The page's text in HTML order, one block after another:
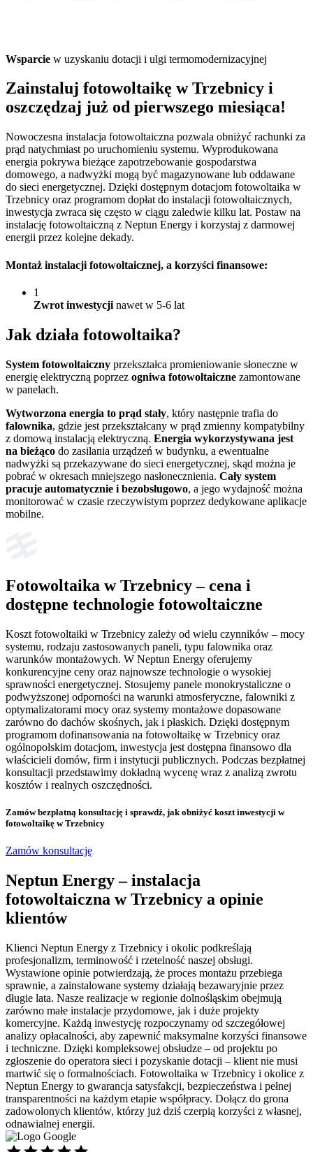
Wsparcie w uzyskaniu dotacji i ulgi termomodernizacyjnej
Zainstaluj fotowoltaikę w Trzebnicy i
oszczędzaj już od pierwszego miesiąca!
Nowoczesna instalacja fotowoltaiczna pozwala obniżyć rachunki za
prąd natychmiast po uruchomieniu systemu. Wyprodukowana
energia pokrywa bieżące zapotrzebowanie gospodarstwa
domowego, a nadwyżki mogą być magazynowane lub oddawane
do sieci energetycznej. Dzięki dostępnym dotacjom fotowoltaika w
Trzebnicy oraz programom dopłat do instalacji fotowoltaicznych,
inwestycja zwraca się często w ciągu zaledwie kilku lat. Postaw na
instalację fotowoltaiczną z Neptun Energy i korzystaj z darmowej
energii przez kolejne dekady.
Montaż instalacji fotowoltaicznej, a korzyści finansowe:
1
Zwrot inwestycji nawet w 5-6 lat
Jak działa fotowoltaika?
System fotowoltaiczny przekształca promieniowanie słoneczne w
energię elektryczną poprzez ogniwa fotowoltaiczne zamontowane
w panelach.
Wytworzona energia to prąd stały, który następnie trafia do
falownika, gdzie jest przekształcany w prąd zmienny kompatybilny
z domową instalacją elektryczną. Energia wykorzystywana jest
na bieżąco do zasilania urządzeń w budynku, a ewentualne
nadwyżki są przekazywane do sieci energetycznej, skąd można je
pobrać w okresach mniejszego nasłonecznienia. Cały system
pracuje automatycznie i bezobsługowo, a jego wydajność można
monitorować w czasie rzeczywistym poprzez dedykowane aplikacje
mobilne.
Fotowoltaika w Trzebnicy – cena i
dostępne technologie fotowoltaiczne
Koszt fotowoltaiki w Trzebnicy zależy od wielu czynników – mocy
systemu, rodzaju zastosowanych paneli, typu falownika oraz
warunków montażowych. W Neptun Energy oferujemy
konkurencyjne ceny oraz najnowsze technologie o wysokiej
sprawności energetycznej. Stosujemy panele monokrystaliczne o
podwyższonej odporności na warunki atmosferyczne, falowniki z
optymalizatorami mocy oraz systemy montażowe dopasowane
zarówno do dachów skośnych, jak i płaskich. Dzięki dostępnym
programom dofinansowania na fotowoltaikę w Trzebnicy oraz
ogólnopolskim dotacjom, inwestycja jest dostępna finansowo dla
właścicieli domów, firm i instytucji publicznych. Podczas bezpłatnej
konsultacji przedstawimy dokładną wycenę wraz z analizą zwrotu
kosztów i realnych oszczędności.
Zamów bezpłatną konsultację i sprawdź, jak obniżyć koszt inwestycji w
fotowoltaikę w Trzebnicy
Zamów konsultację
Neptun Energy – instalacja
fotowoltaiczna w Trzebnicy a opinie
klientów
Klienci Neptun Energy z Trzebnicy i okolic podkreślają
profesjonalizm, terminowość i rzetelność naszej obsługi.
Wystawione opinie potwierdzają, że proces montażu przebiega
sprawnie, a zainstalowane systemy działają bezawaryjnie przez
długie lata. Nasze realizacje w regionie dolnośląskim obejmują
zarówno małe instalacje przydomowe, jak i duże projekty
komercyjne. Każdą inwestycję rozpoczynamy od szczegółowej
analizy opłacalności, aby zapewnić maksymalne korzyści finansowe
i techniczne. Dzięki kompleksowej obsłudze – od projektu po
zgłoszenie do operatora sieci i pozyskanie dotacji – klient nie musi
martwić się o formalnościach. Fotowoltaika w Trzebnicy i okolice z
Neptun Energy to gwarancja satysfakcji, bezpieczeństwa i pełnej
transparentności na każdym etapie współpracy. Dołącz do grona
zadowolonych klientów, którzy już dziś czerpią korzyści z własnej,
odnawialnej energii.